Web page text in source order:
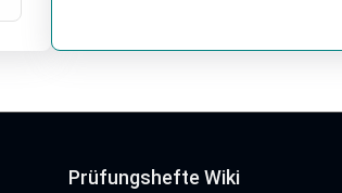
Prüfungshefte Wiki